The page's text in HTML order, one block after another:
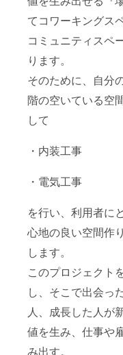
てコワーキングス
コミュニティスペ
ります。
そのために、自分
階の空いている空
して
・内装工事
・電気工事
を行い、利用者に
心地の良い空間作
します。
このプロジェクト
し、そこで出会っ
人、成長した人が
値を生み、仕事や
み出す。